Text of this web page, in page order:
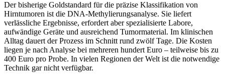
Der bisherige Goldstandard für die präzise Klassifikation von
Hirntumoren ist die DNA-Methylierungsanalyse. Sie liefert
verlässliche Ergebnisse, erfordert aber spezialisierte Labore,
aufwändige Geräte und ausreichend Tumormaterial. Im klinischen
Alltag dauert der Prozess im Schnitt rund zwölf Tage. Die Kosten
liegen je nach Analyse bei mehreren hundert Euro – teilweise bis zu
400 Euro pro Probe. In vielen Regionen der Welt ist die notwendige
Technik gar nicht verfügbar.